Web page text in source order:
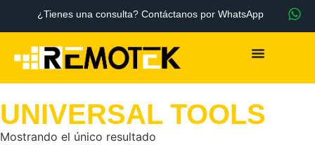
¿Tienes una consulta? Contáctanos por WhatsApp
UNIVERSAL TOOLS
Mostrando el único resultado